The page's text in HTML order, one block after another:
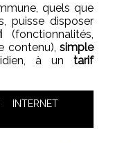
quels que
puisse disposer
(fonctionnalités,
contenu),simple
à untarif
INTERNET